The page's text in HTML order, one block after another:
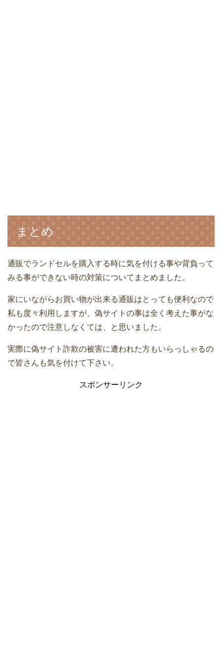
まとめ
通販でランドセルを購入する時に気を付ける事や背負って
みる事ができない時の対策についてまとめました。
家にいながらお買い物が出来る通販はとっても便利なので
私も度々利用しますが、偽サイトの事は全く考えた事がな
かったので注意しなくては、と思いました。
実際に偽サイト詐欺の被害に遭われた方もいらっしゃるの
で皆さんも気を付けて下さい。
スポンサーリンク